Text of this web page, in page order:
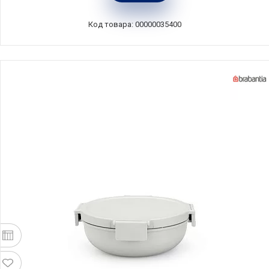
Guzzini, Италия, 032915251
Код товара: 00000035400